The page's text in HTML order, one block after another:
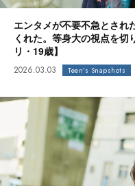
エンタメが不要不急とされ
くれた。等身大の視点を切
リ・19歳】
2026.03.03 Teen's Snapshots